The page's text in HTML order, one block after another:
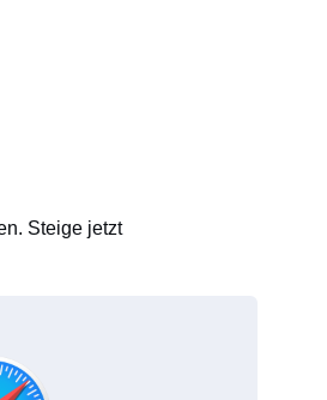
Steige jetzt